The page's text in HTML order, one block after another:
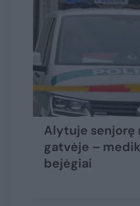
Alytuje
gatvėje –
bejėgiai